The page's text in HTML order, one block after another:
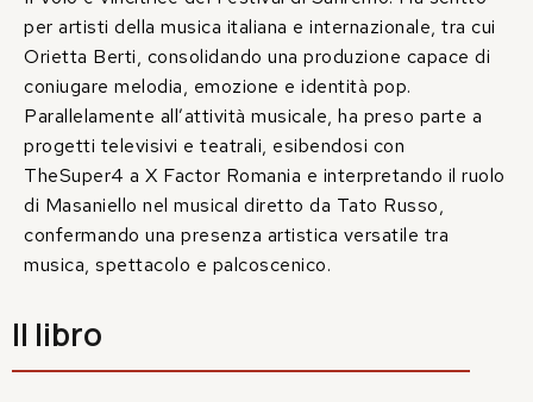
per artisti della musica italiana e internazionale, tra cui
Orietta Berti, consolidando una produzione capace di
coniugare melodia, emozione e identità pop.
Parallelamente all’attività musicale, ha preso parte a
progetti televisivi e teatrali, esibendosi con
TheSuper4 a X Factor Romania e interpretando il ruolo
di Masaniello nel musical diretto da Tato Russo,
confermando una presenza artistica versatile tra
musica, spettacolo e palcoscenico.
Il libro